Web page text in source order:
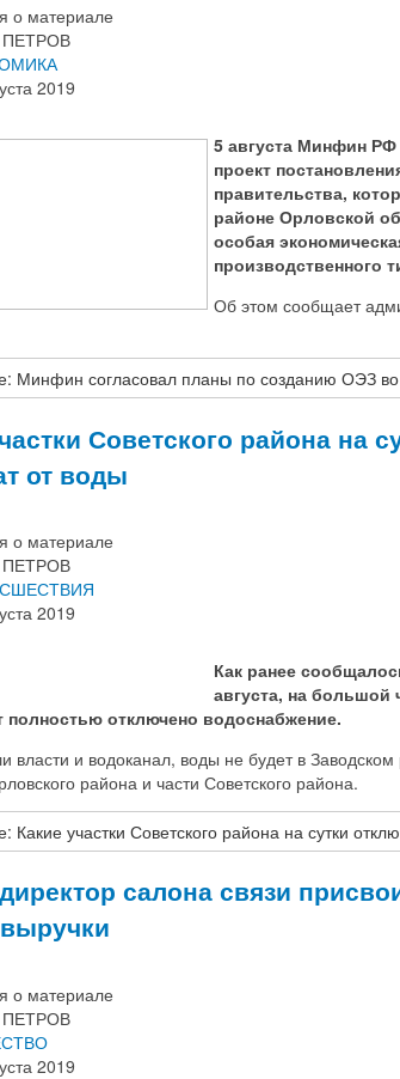
о материале
ПЕТРОВ
2019
5 августа Минфин РФ
проект
правительства,
районе Орловской
особая
производственного
Об этом сообщает
Минфин согласовал планы по созданию ОЭЗ
Советского района на
от воды
о материале
ПЕТРОВ
2019
Как ранее
августа, на большой
полностью отключено водоснабжение.
власти и водоканал, воды не будет в
района и части Советского района.
Какие участки Советского района на сутки
салона связи
о материале
ПЕТРОВ
2019